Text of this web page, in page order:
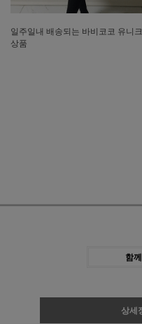
일주일내 배송되는 바비코코 유니크
상품
함
상세